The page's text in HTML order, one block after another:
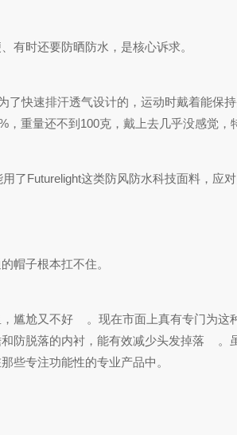
有时还要防晒防水，是核心诉求。
了快速排汗透气设计的，运动时戴着能保
，重量还不到100克，戴上去几乎没感觉，
用了Futurelight这类防风防水科技面料，应
帽子根本扛不住。
尴尬又不好
。现在市面上真有专门为这
防脱落的内衬，能有效减少头发掉落
。
些专注功能性的专业产品中。